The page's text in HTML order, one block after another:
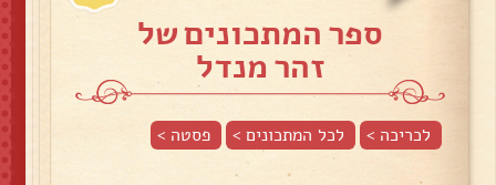
ספר המתכונים של
זהר מנדל
לכריכה > לכל המתכונים > פסטה >